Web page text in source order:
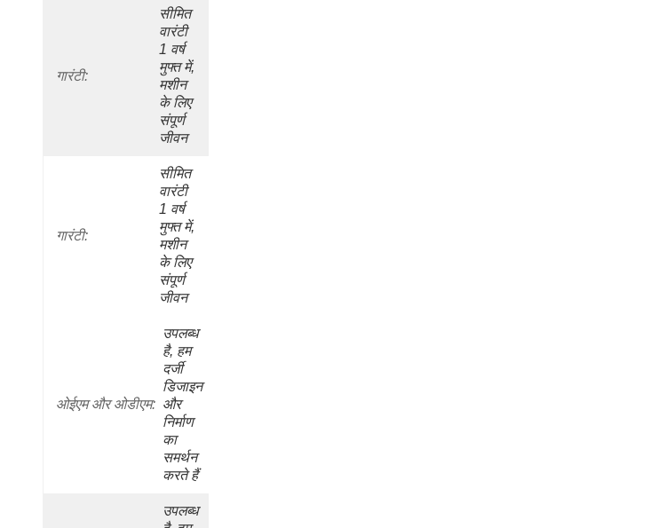
गारंटी:
सीमित
वारंटी
1 वर्ष
मुफ्त में,
मशीन
के लिए
संपूर्ण
जीवन
गारंटी:
सीमित
वारंटी
1 वर्ष
मुफ्त में,
मशीन
के लिए
संपूर्ण
जीवन
ओईएम और ओडीएम:
उपलब्ध
है, हम
दर्जी
डिजाइन
और
निर्माण
का
समर्थन
करते हैं
उपलब्ध